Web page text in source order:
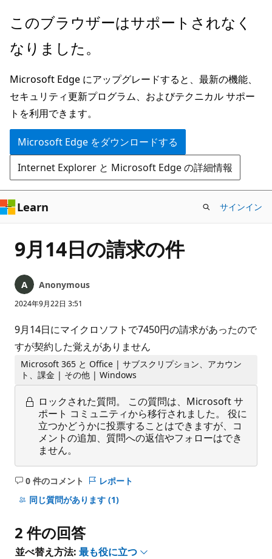
メ
ン
ン
テ
ン
ツ
に
ス
キ
ッ
プ
このブラウザーはサポートされなく
なりました。
Microsoft Edge にアップグレードすると、最新の機能、
セキュリティ更新プログラム、およびテクニカル サポー
トを利用できます。
Microsoft Edge をダウンロードする
Internet Explorer と Microsoft Edge の詳細情報
Learn サインイン
9月14日の請求の件
Anonymous
2024年9月22日 3:51
9月14日にマイクロソフトで7450円の請求があったので
すが契約した覚えがありません
Microsoft 365 と Office | サブスクリプション、アカウン
ト、課金 | その他 | Windows
ロックされた質問。
この質問は、Microsoft サ
ポート コミュニティから移行されました。 役に
立つかどうかに投票することはできますが、コ
メントの追加、質問への返信やフォローはでき
ません。
0 件のコメント
コ
メ
は
あ
レポート
同じ質問があります (1)
2 件の回答
並べ替え方法: 最も役に立つ